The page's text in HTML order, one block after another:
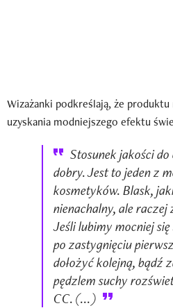
Wizażanki podkreślają, że produktu
uzyskania modniejszego efektu
Stosunek jakości
dobry. Jest to jeden z
kosmetyków. Blask,
nienachalny, ale
Jeśli lubimy mocniej
po zastygnięciu
dołożyć kolejną, bądź
pędzlem suchy
CC. (...)